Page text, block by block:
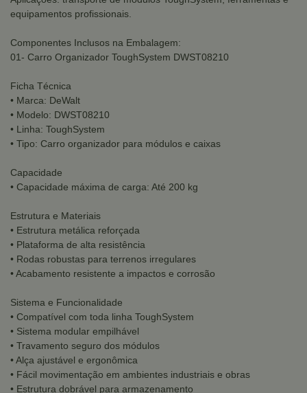
equipamentos profissionais.
Componentes Inclusos na Embalagem:
01- Carro Organizador ToughSystem DWST08210
Ficha Técnica
• Marca: DeWalt
• Modelo: DWST08210
• Linha: ToughSystem
• Tipo: Carro organizador para módulos e caixas
Capacidade
• Capacidade máxima de carga: Até 200 kg
Estrutura e Materiais
• Estrutura metálica reforçada
• Plataforma de alta resistência
• Rodas robustas para terrenos irregulares
• Acabamento resistente a impactos e corrosão
Sistema e Funcionalidade
• Compatível com toda linha ToughSystem
• Sistema modular empilhável
• Travamento seguro dos módulos
• Alça ajustável e ergonômica
• Fácil movimentação em ambientes industriais e obras
• Estrutura dobrável para armazenamento